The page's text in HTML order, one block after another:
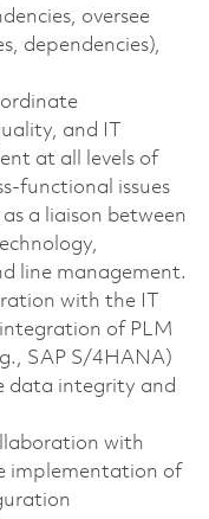
oversee
dependencies),
and IT
at all levels of
functional issues
a liaison between
line management.
with the IT
of PLM
SAP S/4HANA)
data integrity and
with
implementation of